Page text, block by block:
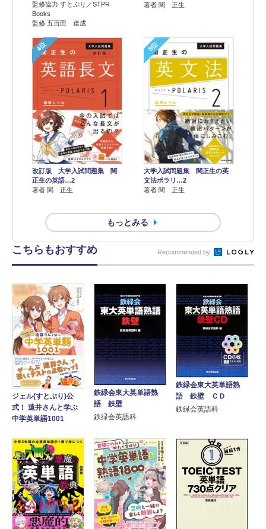
監修協力 すとぷり／STPR
Books
監修 五百田 達成
著者 関 正生
4位
改訂版 大学入試問題集 関
正生の英語…2
著者 関 正生
5位
大学入試問題集 関正生の英
文法ポラリ…2
著者 関 正生
もっとみる
こちらもおすすめ Recommended by
ジェル(すとぷり)公
式！ 遠井さんと学ぶ
中学英単語1001
鉄緑会東大英単語熟
語 鉄壁
鉄緑会英語科
鉄緑会東大英単語熟
語 鉄壁 ＣＤ
鉄緑会英語科